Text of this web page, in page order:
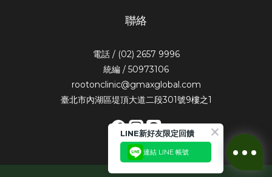
聯絡
電話 / (02) 2657 9996
統編 / 50973106
rootonclinic@gmaxglobal.com
臺北市內湖區堤頂大道二段301號9樓之1
LINE新好友限定回饋
連結 LINE 帳號